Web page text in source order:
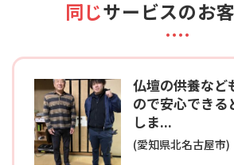
同じサービスのお
仏壇の供養など
ので安心できる
しま...
(愛知県北名古屋市)